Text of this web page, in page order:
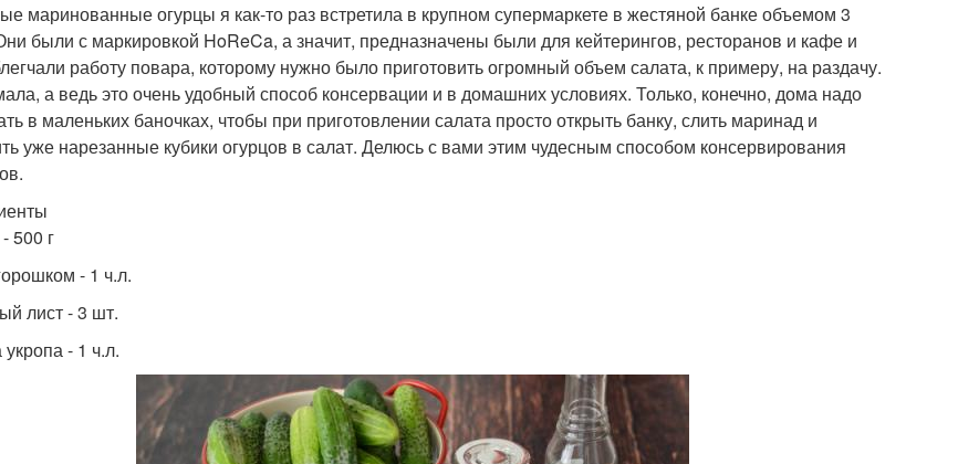
маринованные огурцы я как-то раз встретила в крупном супермаркете в жестяной банке объемом 3
были с маркировкой HoReCa, а значит, предназначены были для кейтерингов, ресторанов и кафе и
работу повара, которому нужно было приготовить огромный объем салата, к примеру, на раздачу.
а ведь это очень удобный способ консервации и в домашних условиях. Только, конечно, дома надо
в маленьких баночках, чтобы при приготовлении салата просто открыть банку, слить маринад и
уже нарезанные кубики огурцов в салат. Делюсь с вами этим чудесным способом консервирования
500 г
- 1 ч.л.
лист - 3 шт.
- 1 ч.л.